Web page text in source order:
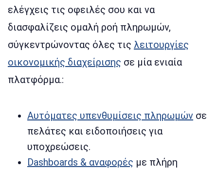
ελέγχεις τις οφειλές σου και να
διασφαλίζεις ομαλή ροή πληρωμών,
σύγκεντρώνοντας όλες τις λειτουργίες
οικονομικής διαχείρισης σε μία ενιαία
πλατφόρμα.:
Αυτόματες υπενθυμίσεις πληρωμών σε
πελάτες και ειδοποιήσεις για
υποχρεώσεις.
Dashboards & αναφορές με πλήρη